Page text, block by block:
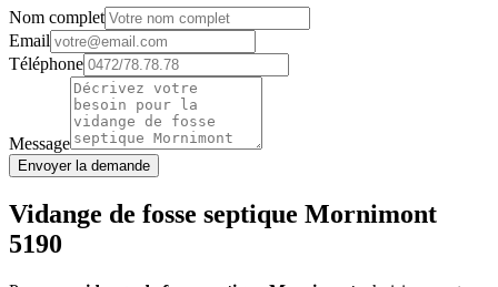
Nom complet
Email
Téléphone
Message
Envoyer la demande
Vidange de fosse septique Mornimont
5190